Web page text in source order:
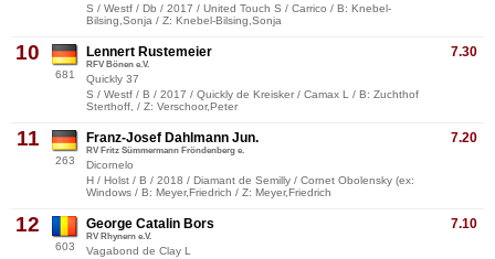
S / Westf / Db / 2017 / United Touch S / Carrico / B: Knebel-
Bilsing,Sonja / Z: Knebel-Bilsing,Sonja
10
681
7.30
Lennert Rustemeier
RFV Bönen e.V.
Quickly 37
S / Westf / B / 2017 / Quickly de Kreisker / Camax L / B: Zuchthof
Sterthoff, / Z: Verschoor,Peter
11
263
7.20
Franz-Josef Dahlmann Jun.
RV Fritz Sümmermann Fröndenberg e.
Dicornelo
H / Holst / B / 2018 / Diamant de Semilly / Cornet Obolensky (ex:
Windows / B: Meyer,Friedrich / Z: Meyer,Friedrich
12
603
7.10
George Catalin Bors
RV Rhynern e.V.
Vagabond de Clay L